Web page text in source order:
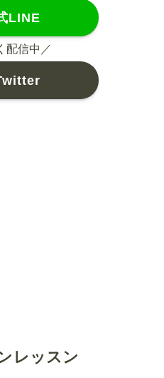
LINE
配信中／
レッスン